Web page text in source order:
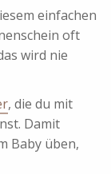
einfachen
oft
wird nie
, die du mit
Damit
Baby üben,